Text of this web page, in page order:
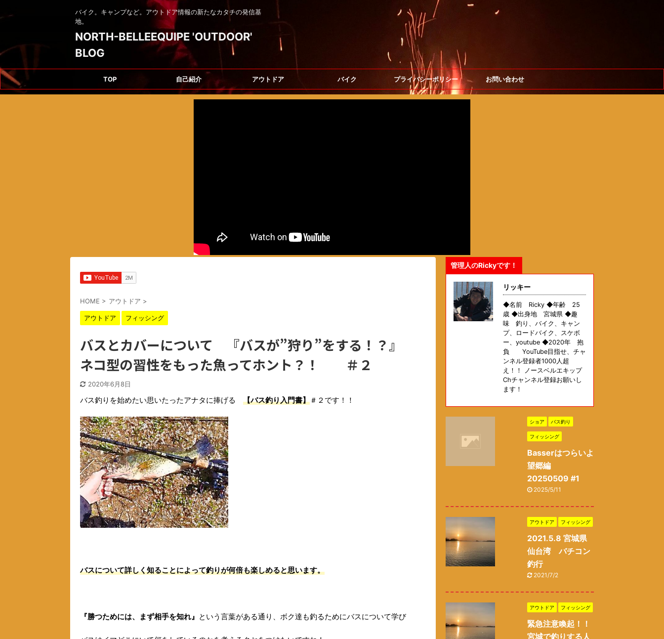
バイク。キャンプなど。アウトドア情報の新たなカタチの発信基
地。
NORTH-BELLEEQUIPE 'OUTDOOR'
BLOG
TOP 自己紹介 アウトドア バイク プライバシーポリシー お問い合わせ
HOME > アウトドア >
アウトドア フィッシング
バスとカバーについて 『バスが”狩り”をする！？』
ネコ型の習性をもった魚ってホント？！ ＃２
2020年6月8日
バス釣りを始めたい思いたったアナタに捧げる 【バス釣り入門書】＃２です！！
バスについて詳しく知ることによって釣りが何倍も楽しめると思います。
『勝つためには、まず相手を知れ』 という言葉がある通り、ボク達も釣るためにバスについて学び
管理人のRickyです！
リッキー
◆名前 Ricky ◆年齢 25
歳 ◆出身地 宮城県 ◆趣
味 釣り、バイク、キャン
プ、ロードバイク、スケボ
ー、youtube ◆2020年 抱
負 YouTube目指せ、チャ
ンネル登録者1000人超
え！！ ノースベルエキップ
Chチャンネル登録お願いし
ます！
ショア バス釣り
フィッシング
Basserはつらいよ
望郷編
20250509 #1
2025/5/11
アウトドア フィッシング
2021.5.8 宮城県
仙台湾 バチコン
釣行
2021/7/2
アウトドア フィッシング
緊急注意喚起！！
宮城で釣りする人